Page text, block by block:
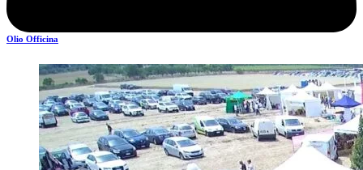
Olio Officina